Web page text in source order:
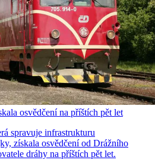
osvědčení na příštích pět let
spravuje infrastrukturu
získala osvědčení od Drážního
dráhy na příštích pět let.